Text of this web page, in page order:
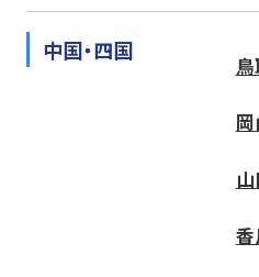
中国・四国
香